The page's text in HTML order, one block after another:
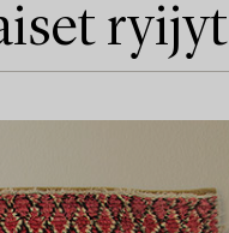
ryijyt